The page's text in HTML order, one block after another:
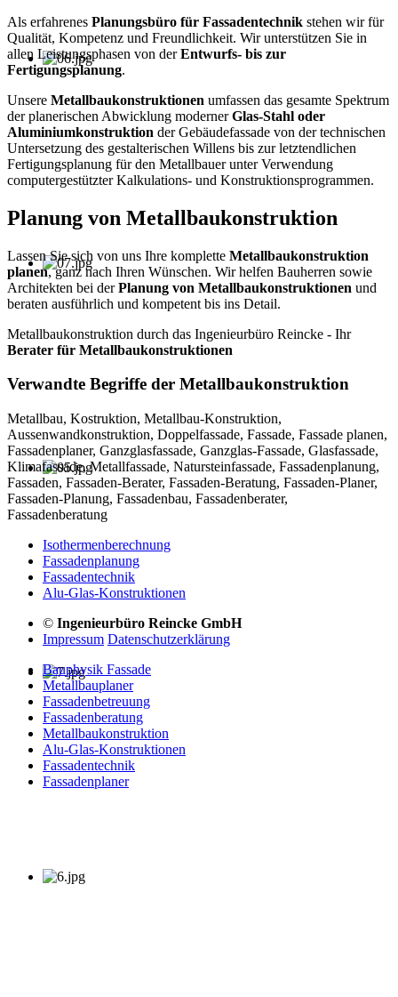
Als erfahrenes Planungsbüro für Fassadentechnik stehen wir für
Qualität, Kompetenz und Freundlichkeit. Wir unterstützen Sie in
allen Leistungsphasen von derEntwurfs- bis zur
Fertigungsplanung.
Unsere Metallbaukonstruktionen umfassen das gesamte Spektrum
der planerischen Abwicklung modernerGlas-Stahl oder
Aluminiumkonstruktion der Gebäudefassade von der technischen
Untersetzung des gestalterischen Willens bis zur letztendlichen
Fertigungsplanung für den Metallbauer unter Verwendung
computergestützter Kalkulations- und Konstruktionsprogrammen.
Planung von Metallbaukonstruktion
Lassen Sie sich von uns Ihre komplette Metallbaukonstruktion
planen, ganz nach Ihren Wünschen. Wir helfen Bauherren sowie
Architekten bei derPlanung von Metallbaukonstruktionen und
beraten ausführlich und kompetent bis ins Detail.
Metallbaukonstruktion durch das Ingenieurbüro Reincke - Ihr
Berater für Metallbaukonstruktionen
Verwandte Begriffe der Metallbaukonstruktion
Metallbau, Kostruktion, Metallbau-Konstruktion,
Aussenwandkonstruktion, Doppelfassade, Fassade, Fassade planen,
Fassadenplaner, Ganzglasfassade, Ganzglas-Fassade, Glasfassade,
Klimafassade, Metallfassade, Natursteinfassade, Fassadenplanung,
Fassaden, Fassaden-Berater, Fassaden-Beratung, Fassaden-Planer,
Fassaden-Planung, Fassadenbau, Fassadenberater,
Fassadenberatung
Isothermenberechnung
Fassadenplanung
Fassadentechnik
Alu-Glas-Konstruktionen
© Ingenieurbüro Reincke GmbH
Impressum Datenschutzerklärung
Bauphysik Fassade
Metallbauplaner
Fassadenbetreuung
Fassadenberatung
Metallbaukonstruktion
Alu-Glas-Konstruktionen
Fassadentechnik
Fassadenplaner